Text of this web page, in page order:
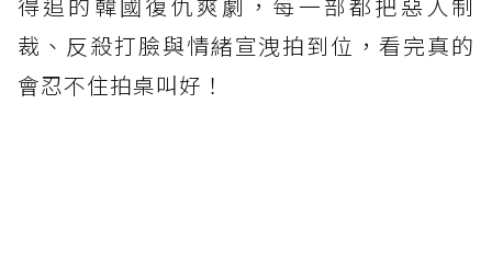
裁、反殺打臉與情緒宣洩拍到位，看完真的
會忍不住拍桌叫好！